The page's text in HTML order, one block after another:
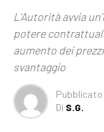
L’Autorità avvia
potere
aumento dei
svantaggio
Pubblicato
Di S.G.